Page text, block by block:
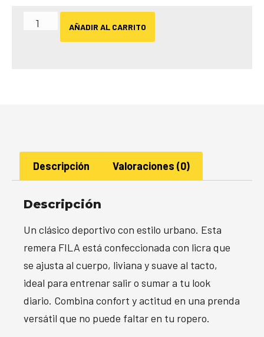
AÑADIR AL CARRITO
Descripción Valoraciones (0)
Descripción
Un clásico deportivo con estilo urbano. Esta
remera FILA está confeccionada con licra que
se ajusta al cuerpo, liviana y suave al tacto,
ideal para entrenar salir o sumar a tu look
diario. Combina confort y actitud en una prenda
versátil que no puede faltar en tu ropero.